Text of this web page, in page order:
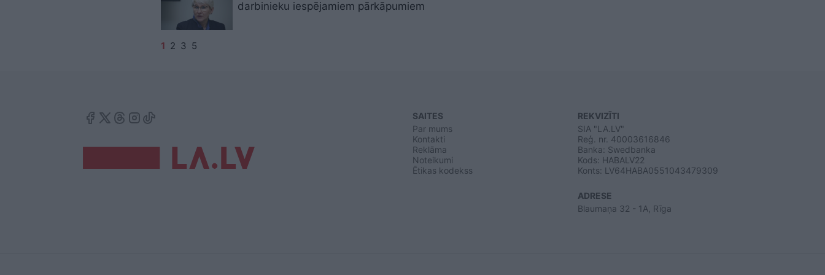
darbinieku iespējamiem pārkāpumiem
1 2 3 5
SAITES
Par mums
Kontakti
Reklāma
Noteikumi
Ētikas kodekss
REKVIZĪTI
SIA "LA.LV"
Reģ. nr. 40003616846
Banka: Swedbanka
Kods: HABALV22
Konts: LV64HABA0551043479309
ADRESE
Blaumaņa 32 - 1A, Rīga